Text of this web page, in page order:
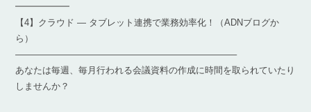
━━━━━━
【4】クラウド ― タブレット連携で業務効率化！（ADNブログか
ら）
————————————————————————–
あなたは毎週、毎月行われる会議資料の作成に時間を取られていたり
しませんか？